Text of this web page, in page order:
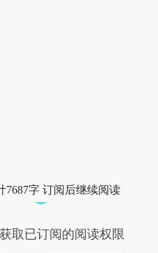
7687字 订阅后继续阅读
取已订阅的阅读权限